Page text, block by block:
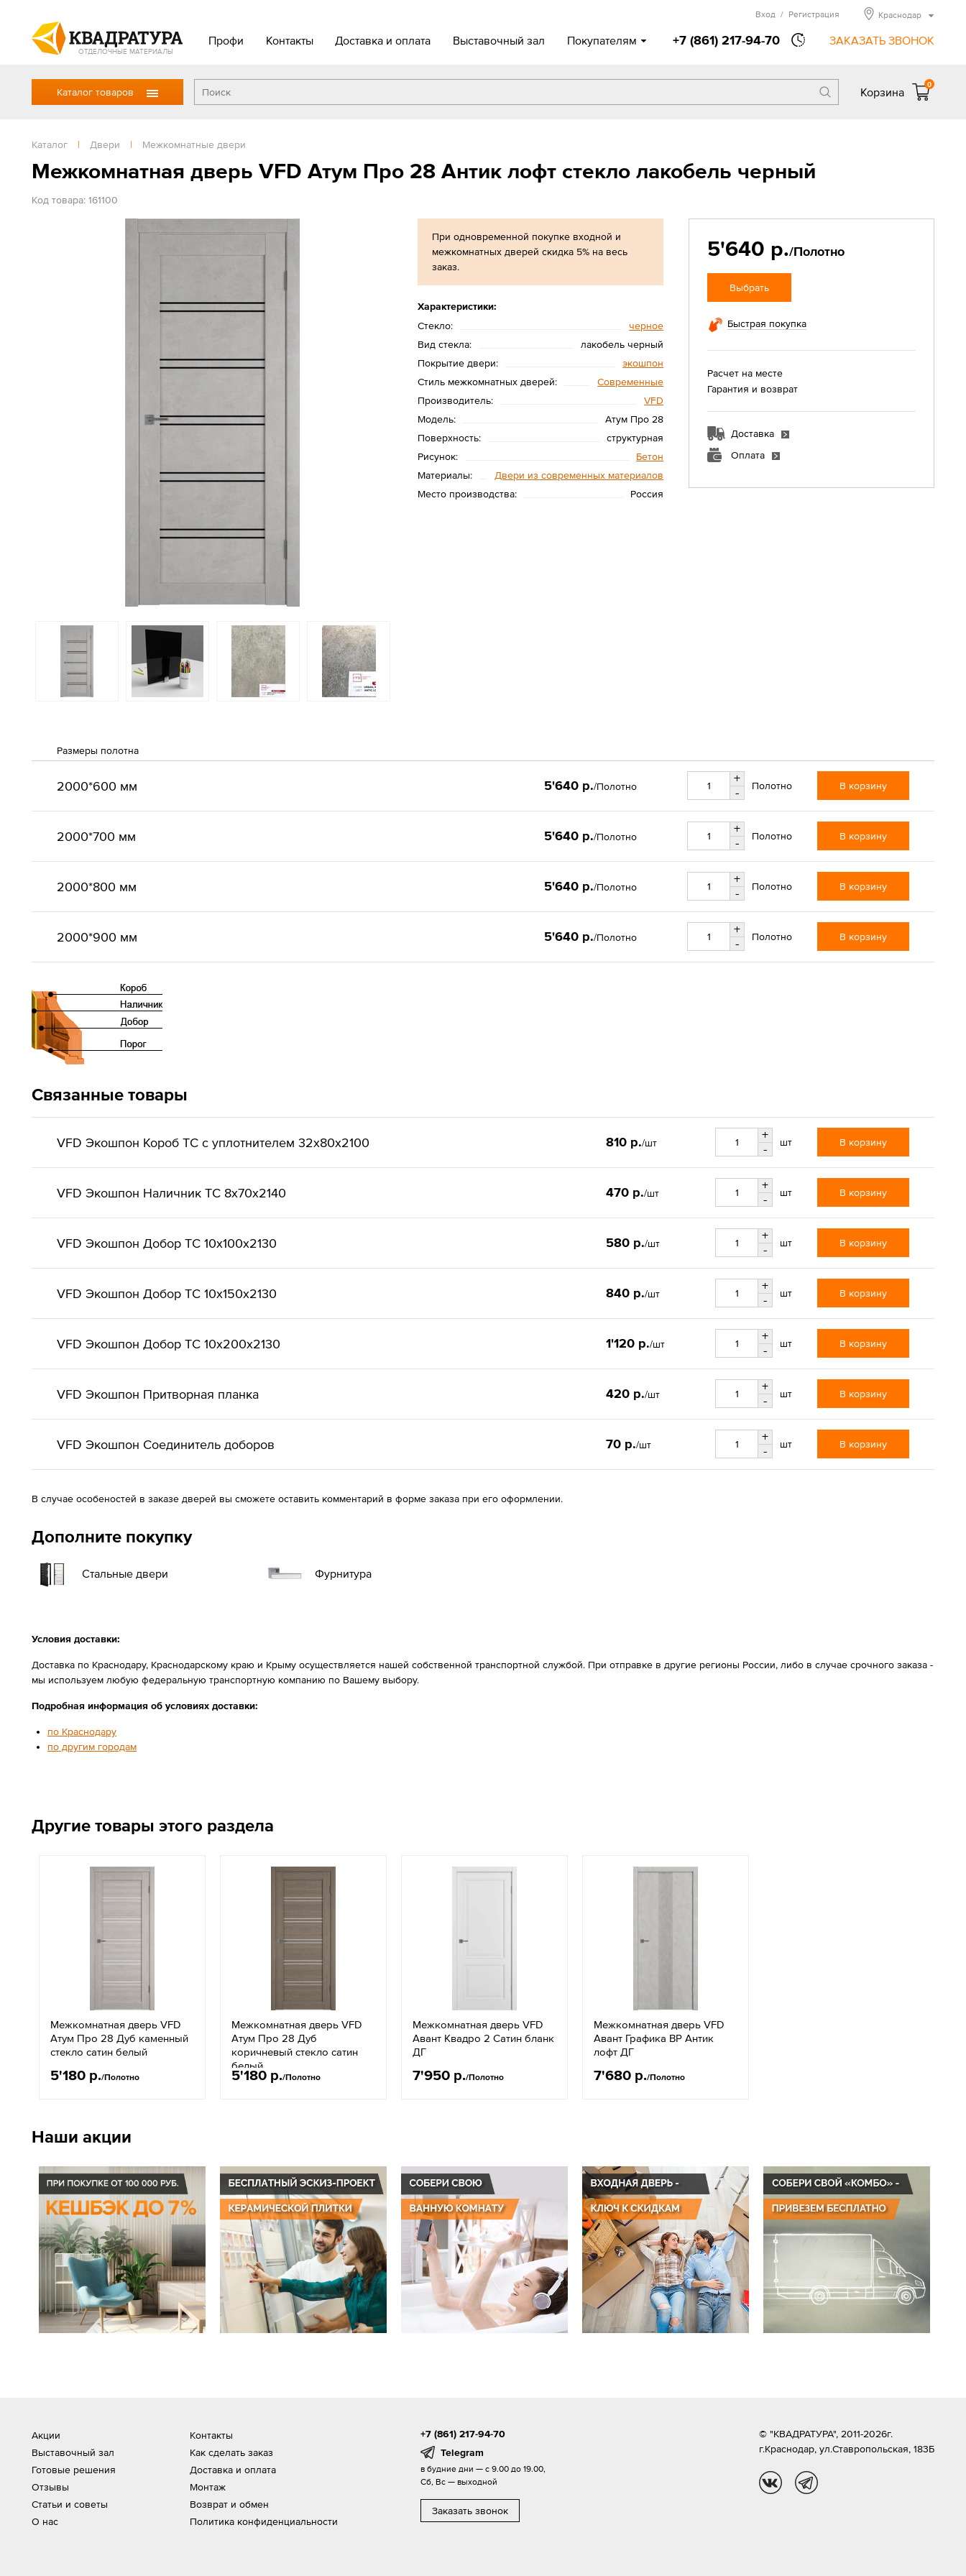
ОТДЕЛОЧНЫЕ МАТЕРИАЛЫ
Профи Контакты Доставка и оплата Выставочный зал Покупателям +7 (861) 217-94-70 ЗАКАЗАТЬ ЗВОНОК
Вход / Регистрация Краснодар
Каталог товаров Корзина
0
Каталог | Двери | Межкомнатные двери
Межкомнатная дверь VFD Атум Про 28 Антик лофт стекло лакобель черный
Код товара: 161100
При одновременной покупке входной и
межкомнатных дверей скидка 5% на весь
заказ.
Характеристики:
Стекло:
черное
Вид стекла:
лакобель черный
Покрытие двери:
экошпон
Стиль межкомнатных дверей:
Современные
Производитель:
VFD
Модель:
Атум Про 28
Поверхность:
структурная
Рисунок:
Бетон
Материалы:
Двери из современных материалов
Место производства:
Россия
5'640 р./Полотно
Выбрать
Быстрая покупка
Расчет на месте
Гарантия и возврат
Доставка
Оплата
Размеры полотна
2000*600 мм 5'640 р./Полотно
+
-
Полотно В корзину
2000*700 мм 5'640 р./Полотно
+
-
Полотно В корзину
2000*800 мм 5'640 р./Полотно
+
-
Полотно В корзину
2000*900 мм 5'640 р./Полотно
+
-
Полотно В корзину
Связанные товары
VFD Экошпон Короб ТС с уплотнителем 32x80x2100 810 р./шт
+
-
шт В корзину
VFD Экошпон Наличник ТС 8x70x2140 470 р./шт
+
-
шт В корзину
VFD Экошпон Добор ТС 10x100x2130 580 р./шт
+
-
шт В корзину
VFD Экошпон Добор ТС 10x150x2130 840 р./шт
+
-
шт В корзину
VFD Экошпон Добор ТС 10x200x2130 1'120 р./шт
+
-
шт В корзину
VFD Экошпон Притворная планка 420 р./шт
+
-
шт В корзину
VFD Экошпон Соединитель доборов 70 р./шт
+
-
шт В корзину
В случае особеностей в заказе дверей вы сможете оставить комментарий в форме заказа при его оформлении.
Дополните покупку
Стальные двери Фурнитура
Условия доставки:
Доставка по Краснодару, Краснодарскому краю и Крыму осуществляется нашей собственной транспортной службой. При отправке в другие регионы России, либо в случае срочного заказа -
мы используем любую федеральную транспортную компанию по Вашему выбору.
Подробная информация об условиях доставки:
по Краснодару
по другим городам
Другие товары этого раздела
Межкомнатная дверь VFD
Атум Про 28 Дуб каменный
стекло сатин белый
5'180 р./Полотно
Межкомнатная дверь VFD
Атум Про 28 Дуб
коричневый стекло сатин
белый
5'180 р./Полотно
Межкомнатная дверь VFD
Авант Квадро 2 Сатин бланк
ДГ
7'950 р./Полотно
Межкомнатная дверь VFD
Авант Графика ВР Антик
лофт ДГ
7'680 р./Полотно
Наши акции
Акции
Выставочный зал
Готовые решения
Отзывы
Статьи и советы
О нас
Контакты
Как сделать заказ
Доставка и оплата
Монтаж
Возврат и обмен
Политика конфиденциальности
+7 (861) 217-94-70
Telegram
в будние дни — с 9.00 до 19.00,
Сб, Вс — выходной
Заказать звонок
© "КВАДРАТУРА", 2011-2026г.
г.Краснодар, ул.Ставропольская, 183Б